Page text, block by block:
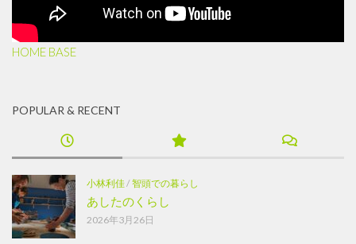
HOME BASE
POPULAR & RECENT
小林利佳/智頭での暮らし
あしたのくらし
2026年3月26日